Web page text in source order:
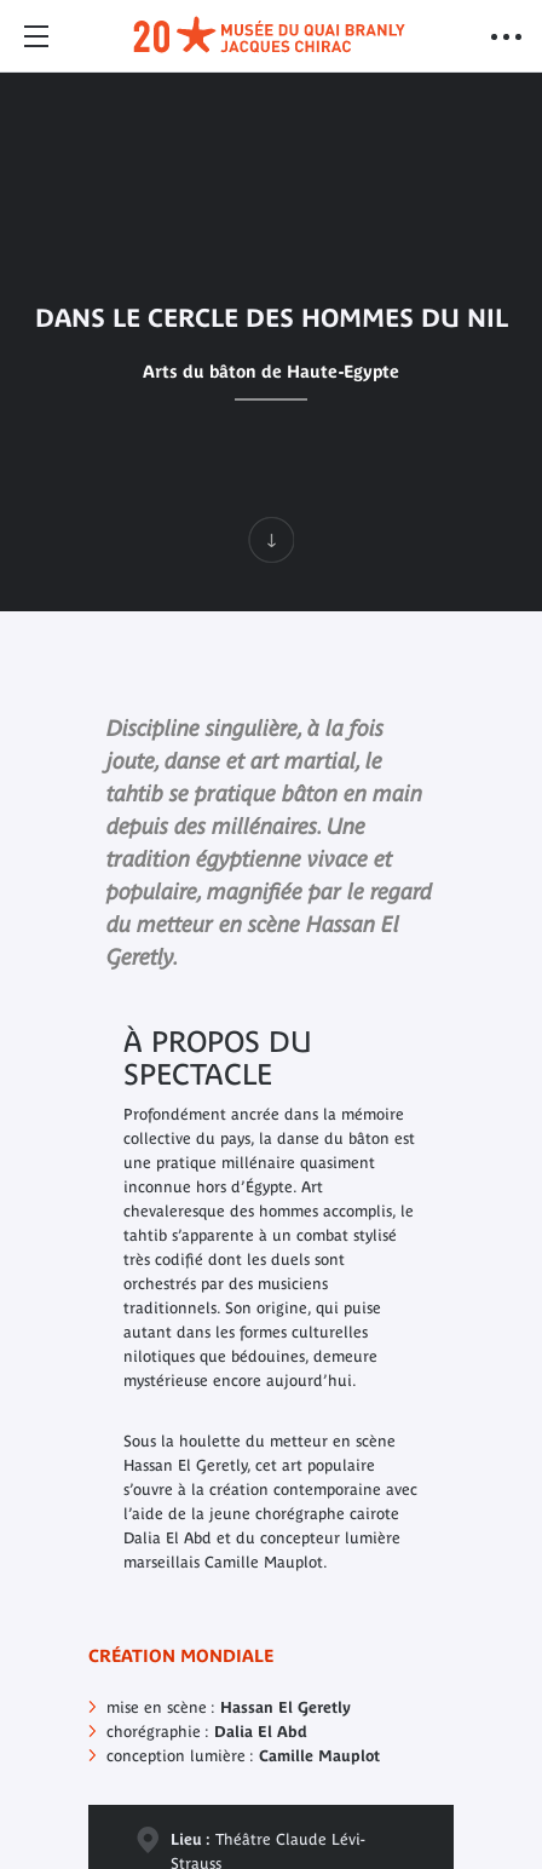
DANS LE CERCLE DES HOMMES DU NIL
Arts du bâton de Haute-Egypte
Discipline singulière, à la fois
joute, danse et art martial, le
tahtib se pratique bâton en main
depuis des millénaires. Une
tradition égyptienne vivace et
populaire, magnifiée par le regard
du metteur en scène Hassan El
Geretly.
À PROPOS DU
SPECTACLE
Profondément ancrée dans la mémoire
collective du pays, la danse du bâton est
une pratique millénaire quasiment
inconnue hors d’Égypte. Art
chevaleresque des hommes accomplis, le
tahtib s’apparente à un combat stylisé
très codifié dont les duels sont
orchestrés par des musiciens
traditionnels. Son origine, qui puise
autant dans les formes culturelles
nilotiques que bédouines, demeure
mystérieuse encore aujourd’hui.
Sous la houlette du metteur en scène
Hassan El Geretly, cet art populaire
s’ouvre à la création contemporaine avec
l’aide de la jeune chorégraphe cairote
Dalia El Abd et du concepteur lumière
marseillais Camille Mauplot.
CRÉATION MONDIALE
mise en scène : Hassan El Geretly
chorégraphie : Dalia El Abd
conception lumière : Camille Mauplot
Lieu : Théâtre Claude Lévi-
Strauss